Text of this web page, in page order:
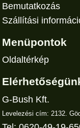
Bemutatkozás
Szállítási
Menüpontok
Oldaltérkép
G-Bush Kft.
Levelezési cím: 2132.